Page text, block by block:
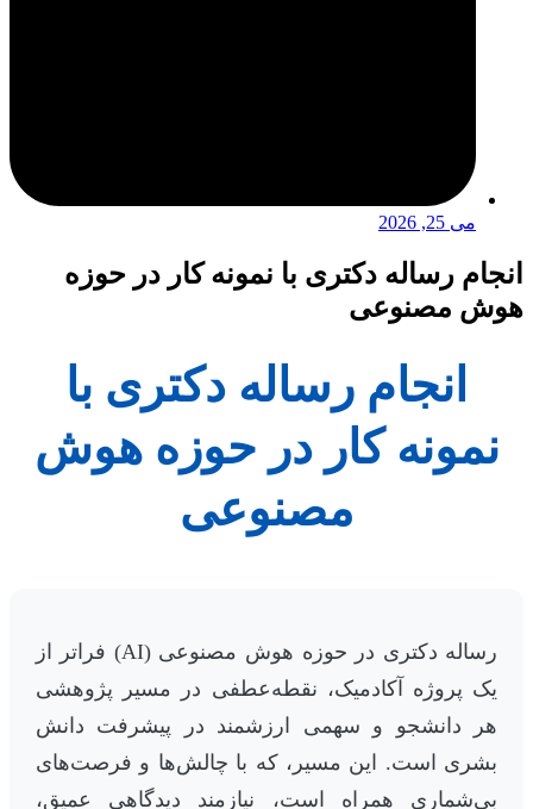
می 25, 2026
انجام رساله دکتری با نمونه کار در حوزه
هوش مصنوعی
انجام رساله دکتری با
نمونه کار در حوزه هوش
مصنوعی
رساله دکتری در حوزه هوش مصنوعی (AI) فراتر از
یک پروژه آکادمیک، نقطه‌عطفی در مسیر پژوهشی
هر دانشجو و سهمی ارزشمند در پیشرفت دانش
بشری است. این مسیر، که با چالش‌ها و فرصت‌های
بی‌شماری همراه است، نیازمند دیدگاهی عمیق،